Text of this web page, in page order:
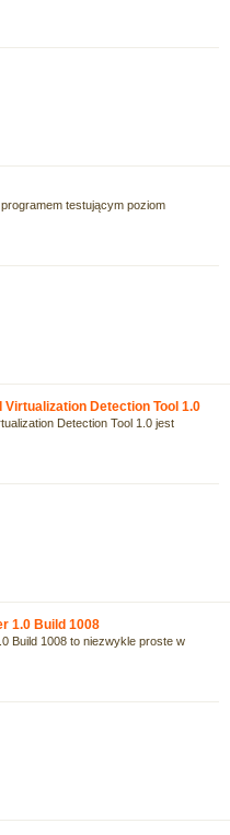
testującym poziom
Detection Tool 1.0
Detection Tool 1.0 jest
1.0 Build 1008
Build 1008 to niezwykle proste w